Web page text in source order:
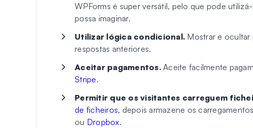
WPForms é super versátil, pelo que pode
possa imaginar.
Utilizar lógica condicional. Mostrar e ocultar
respostas anteriores.
Aceitar pagamentos.Aceite facilmente
Stripe.
Permitir que os visitantes carreguem
de ficheiros, depois armazene os
ou Dropbox.